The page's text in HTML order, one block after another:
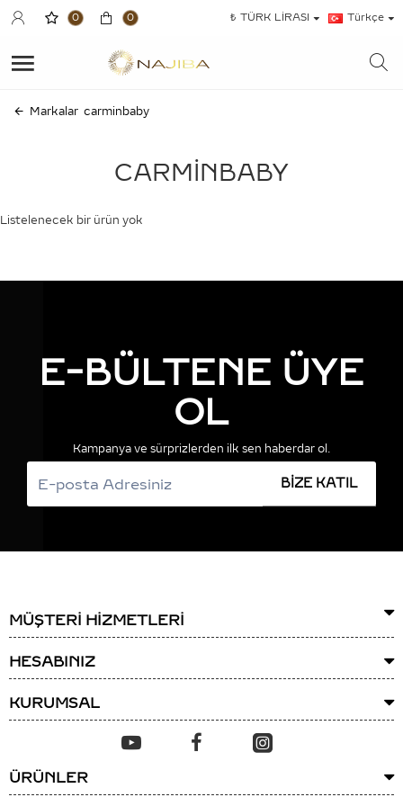
0 0 ₺ TÜRK LIRASI Türkçe
Markalar carminbaby
CARMINBABY
Listelenecek bir ürün yok
E-BÜLTENE ÜYE
OL
Kampanya ve sürprizlerden ilk sen haberdar ol.
BİZE KATIL
MÜŞTERİ HİZMETLERİ
HESABINIZ
KURUMSAL
ÜRÜNLER